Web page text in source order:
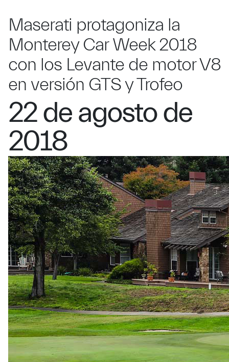
Maserati protagoniza la
Monterey Car Week 2018
con los Levante de motor V8
en versión GTS y Trofeo
22 de agosto de
2018